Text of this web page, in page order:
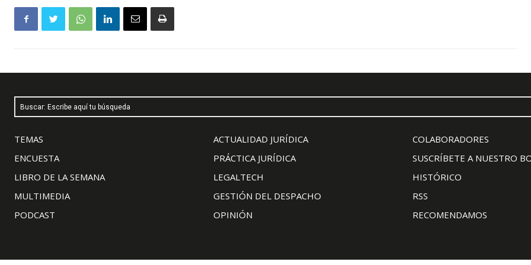
Buscar: Escribe aquí tu búsqueda
TEMAS
ENCUESTA
LIBRO DE LA SEMANA
MULTIMEDIA
PODCAST
ACTUALIDAD JURÍDICA
PRÁCTICA JURÍDICA
LEGALTECH
GESTIÓN DEL DESPACHO
OPINIÓN
COLABORADORES
SUSCRÍBETE A NUESTRO
HISTÓRICO
RSS
RECOMENDAMOS